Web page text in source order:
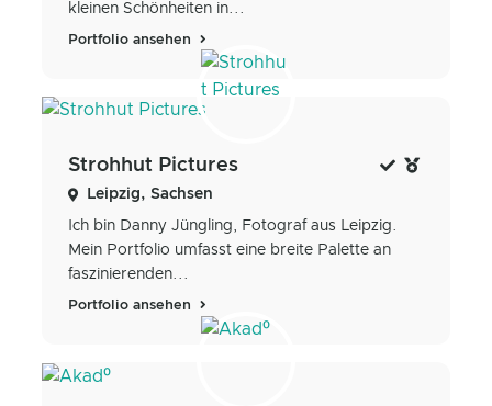
kleinen Schönheiten in...
Portfolio ansehen
Strohhut Pictures
Leipzig, Sachsen
Ich bin Danny Jüngling, Fotograf aus Leipzig.
Mein Portfolio umfasst eine breite Palette an
faszinierenden...
Portfolio ansehen